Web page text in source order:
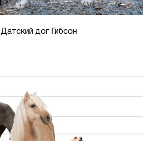
Датский дог Гибсон